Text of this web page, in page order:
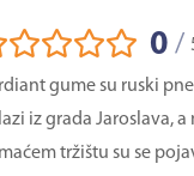
0 /
gume su ruski
iz grada Jaroslava, a
tržištu su se